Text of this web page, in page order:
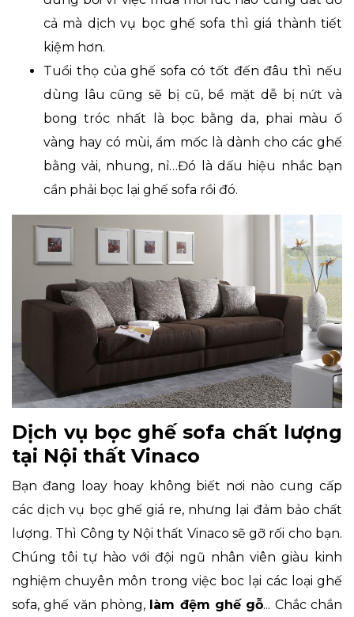
cả mà dịch vụ bọc ghế sofa thì giá thành tiết
kiệm hơn.
Tuổi thọ của ghế sofa có tốt đến đâu thì nếu
dùng lâu cũng sẽ bị cũ, bề mặt dễ bị nứt và
bong tróc nhất là bọc bằng da, phai màu ố
vàng hay có mùi, ẩm mốc là dành cho các ghế
bằng vải, nhung, nỉ…Đó là dấu hiệu nhắc bạn
cần phải bọc lại ghế sofa rồi đó.
Dịch vụ bọc ghế sofa chất lượng
tại Nội thất Vinaco
Bạn đang loay hoay không biết nơi nào cung cấp
các dịch vụ bọc ghế giá re, nhưng lại đảm bảo chất
lượng. Thì Công ty Nội thất Vinaco sẽ gỡ rối cho bạn.
Chúng tôi tự hào với đội ngũ nhân viên giàu kinh
nghiệm chuyên môn trong việc boc lại các loại ghế
sofa, ghế văn phòng, làm đệm ghế gỗ... Chắc chắn